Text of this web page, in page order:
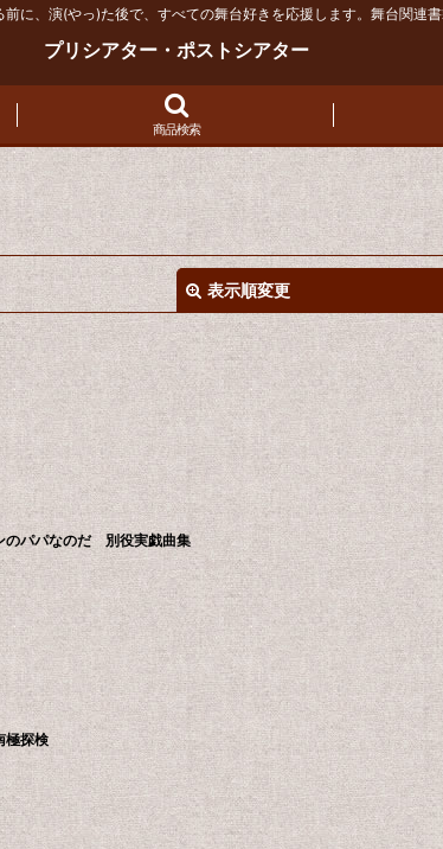
に、演(やっ)た後で、すべての舞台好きを応援します。舞台関連書
プリシアター・ポストシアター
商品検索
表示順変更
絞り込む
のパパなのだ 別役実戯曲集
極探検